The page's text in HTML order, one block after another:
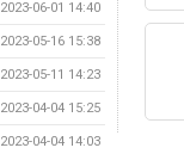
2023-06-01 14:40
2023-05-16 15:38
2023-05-11 14:23
2023-04-04 15:25
2023-04-04 14:03